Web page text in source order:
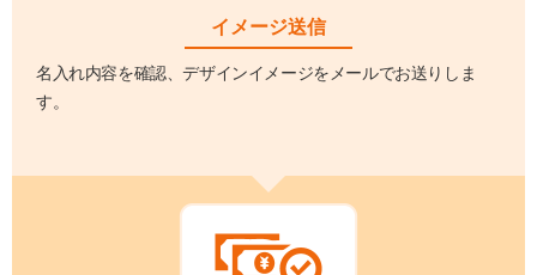
イメージ送信
名入れ内容を確認、デザインイメージをメールでお送りしま
す。